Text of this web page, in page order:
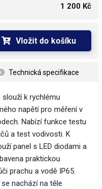
1 200 Kč
Vložit do košíku
Technická specifikace
slouží k rychlému
napětí pro měření v
Nabízí funkce testu
a test vodivosti. K
panel s LED diodami a
praktickou
prachu a vodě IP65.
nachází na těle